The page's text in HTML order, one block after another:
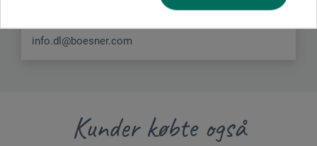
info.dl@boesner.com
Kunder købte også